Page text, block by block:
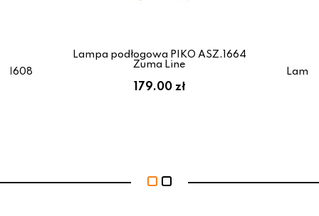
Lampa podłogowa PIKO ASZ.1664
Zuma Line
179.00 zł